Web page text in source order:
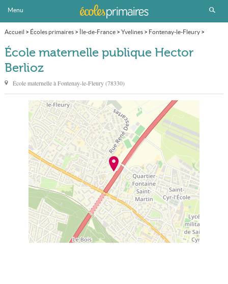
Menu
Accueil > Écoles primaires> Île-de-France> Yvelines> Fontenay-le-Fleury>
École maternelle publique Hector Berlioz
École maternelle publique Hector
Berlioz
École maternelle àFontenay-le-Fleury(78330)